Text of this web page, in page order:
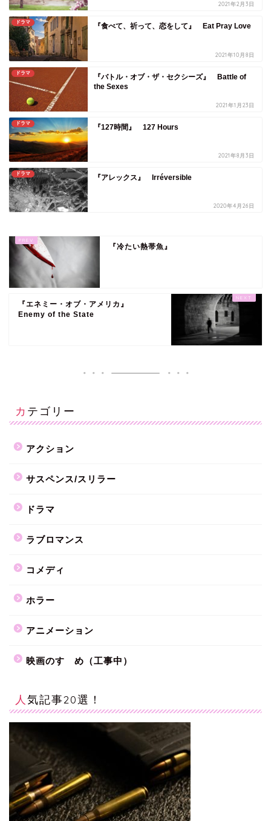
2021年2月3日
ドラマ 『食べて、祈って、恋をして』 Eat Pray Love
2021年10月8日
ドラマ
『バトル・オブ・ザ・セクシーズ』 Battle of
the Sexes
2021年1月23日
ドラマ 『127時間』 127 Hours
2021年8月3日
ドラマ 『アレックス』 Irréversible
2020年4月26日
『冷たい熱帯魚』
『エネミー・オブ・アメリカ』
Enemy of the State
カテゴリー
アクション
サスペンス/スリラー
ドラマ
ラブロマンス
コメディ
ホラー
アニメーション
映画のすゝめ（工事中）
人気記事20選！